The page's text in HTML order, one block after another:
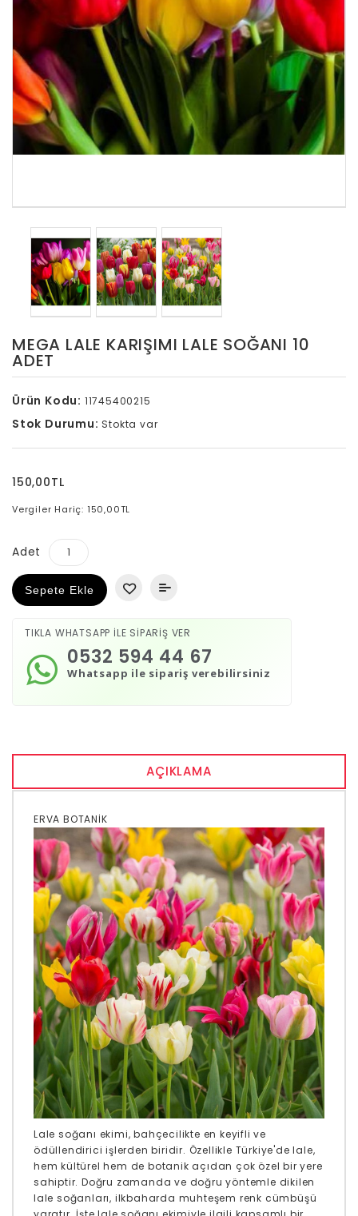
MEGA LALE KARIŞIMI LALE SOĞANI 10
ADET
Ürün Kodu: 11745400215
Stok Durumu: Stokta var
150,00TL
Vergiler Hariç: 150,00TL
Adet
Sepete Ekle
TIKLA WHATSAPP İLE SİPARİŞ VER
Whatsapp ile sipariş verebilirsiniz
0532 594 44 67
AÇIKLAMA
ERVA BOTANİK
Lale soğanı ekimi, bahçecilikte en keyifli ve
ödüllendirici işlerden biridir. Özellikle Türkiye'de lale,
hem kültürel hem de botanik açıdan çok özel bir yere
sahiptir. Doğru zamanda ve doğru yöntemle dikilen
lale soğanları, ilkbaharda muhteşem renk cümbüşü